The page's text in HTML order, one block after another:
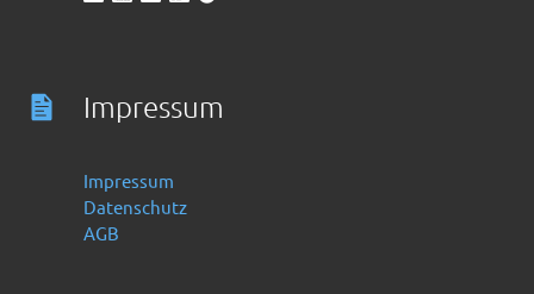
Impressum
Impressum
Datenschutz
AGB